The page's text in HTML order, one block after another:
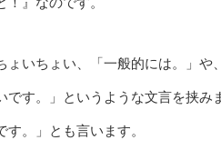
いちょい、「一般的には。」
す。」というような文言を挟み
す。」とも言います。